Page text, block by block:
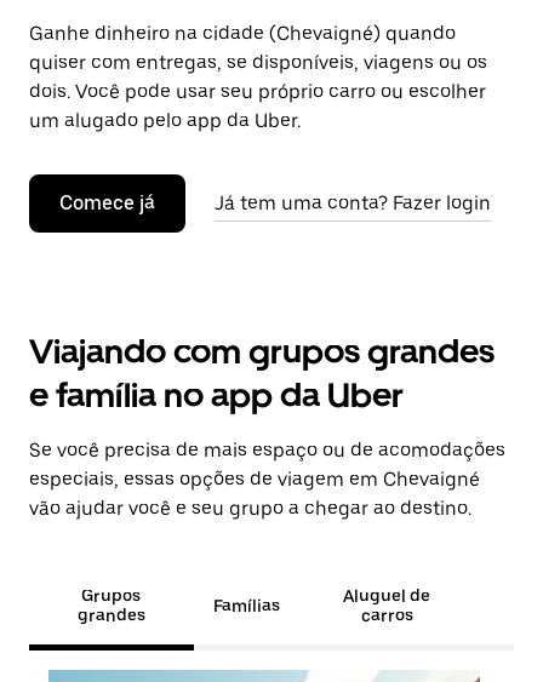
Ganhe dinheiro na cidade (Chevaigné) quando
quiser com entregas, se disponíveis, viagens ou os
dois. Você pode usar seu próprio carro ou escolher
um alugado pelo app da Uber.
Comece já Já tem uma conta? Fazer login
Viajando com grupos grandes
e família no app da Uber
Se você precisa de mais espaço ou de acomodações
especiais, essas opções de viagem em Chevaigné
vão ajudar você e seu grupo a chegar ao destino.
Grupos
grandes
Famílias
Aluguel de
carros